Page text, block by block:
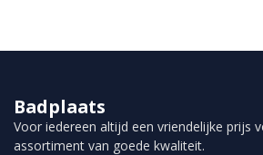
Badplaats
Voor iedereen altijd een vriendelijke prijs
assortiment van goede kwaliteit.